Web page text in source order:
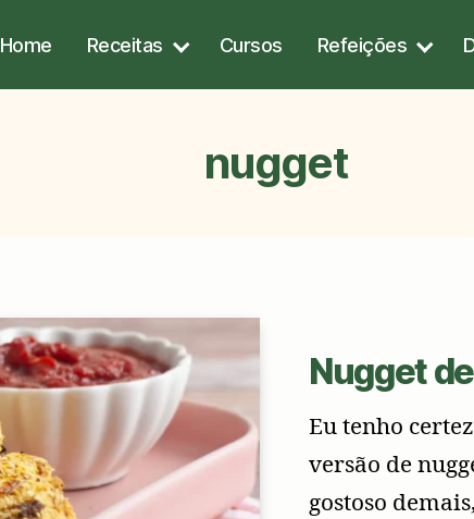
Home Receitas Cursos Refeições
nugget
Nugget
Eu tenho
versão de
gostoso